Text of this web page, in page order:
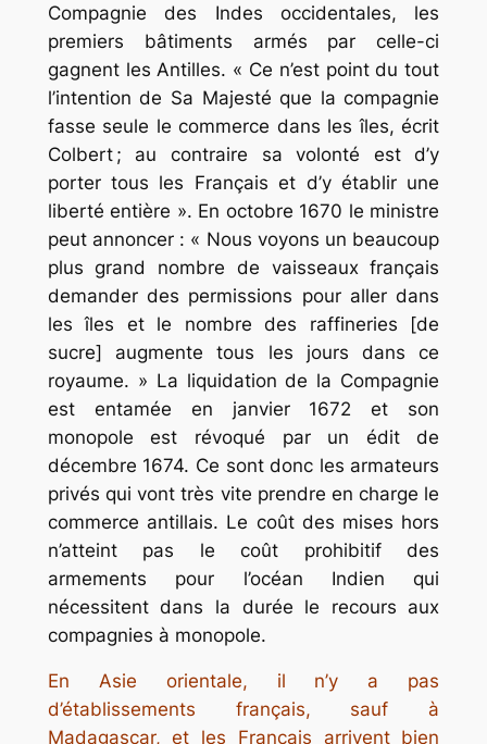
Compagnie des Indes occidentales, les
premiers bâtiments armés par celle-ci
gagnent les Antilles. « Ce n’est point du tout
l’intention de Sa Majesté que la compagnie
fasse seule le commerce dans les îles, écrit
Colbert ; au contraire sa volonté est d’y
porter tous les Français et d’y établir une
liberté entière ». En octobre 1670 le ministre
peut annoncer : « Nous voyons un beaucoup
plus grand nombre de vaisseaux français
demander des permissions pour aller dans
les îles et le nombre des raffineries [de
sucre] augmente tous les jours dans ce
royaume. » La liquidation de la Compagnie
est entamée en janvier 1672 et son
monopole est révoqué par un édit de
décembre 1674. Ce sont donc les armateurs
privés qui vont très vite prendre en charge le
commerce antillais. Le coût des mises hors
n’atteint pas le coût prohibitif des
armements pour l’océan Indien qui
nécessitent dans la durée le recours aux
compagnies à monopole.
En Asie orientale, il n’y a pas
d’établissements français, sauf à
Madagascar, et les Français arrivent bien